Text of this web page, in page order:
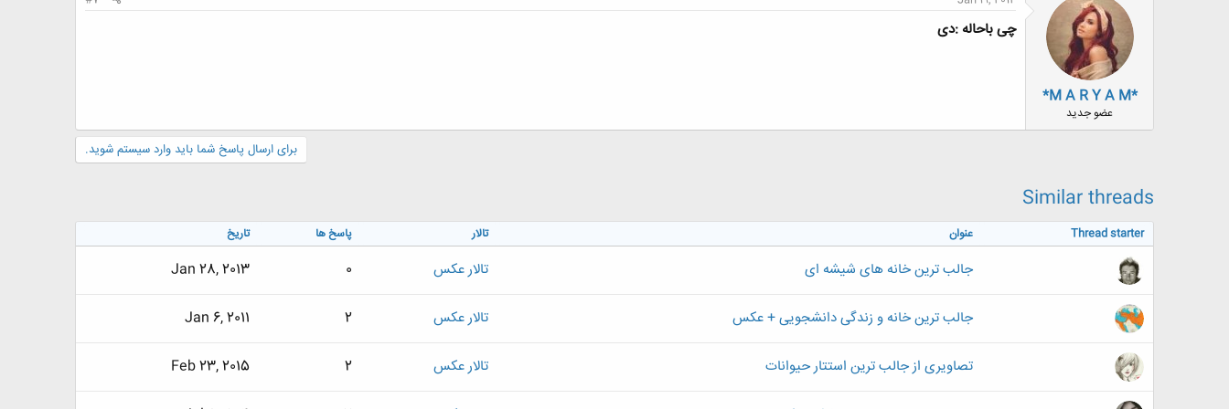
*M A R Y A M*
عضو جدید
چی باحاله :دی
برای ارسال پاسخ شما باید وارد سیستم شوید.
Similar threads
Thread starter عنوان تالار پاسخ ها تاریخ
جالب ترین خانه های شیشه ای تالار عکس 0
Jan 28, 2013
جالب ترین خانه و زندگی دانشجویی + عکس تالار عکس 2
Jan 6, 2011
تصاویری از جالب ترین استتار حیوانات تالار عکس 2
Feb 23, 2015